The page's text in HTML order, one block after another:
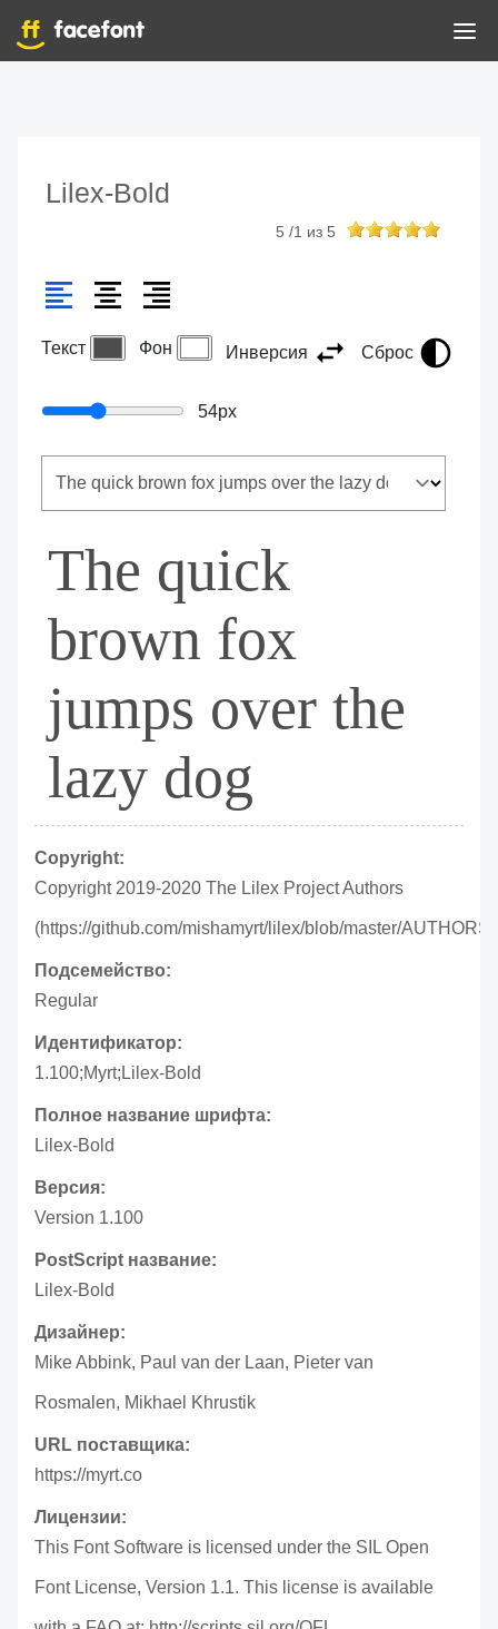
Lilex-Bold
5 /1 из 5
Текст Фон Инверсия Сброс
54px
The quick
brown fox
jumps over the
lazy dog
Copyright:
Copyright 2019-2020 The Lilex Project Authors
(https://github.com/mishamyrt/lilex/blob/master/AUTHORS)
Подсемейство:
Regular
Идентификатор:
1.100;Myrt;Lilex-Bold
Полное название шрифта:
Lilex-Bold
Версия:
Version 1.100
PostScript название:
Lilex-Bold
Дизайнер:
Mike Abbink, Paul van der Laan, Pieter van
Rosmalen, Mikhael Khrustik
URL поставщика:
https://myrt.co
Лицензии:
This Font Software is licensed under the SIL Open
Font License, Version 1.1. This license is available